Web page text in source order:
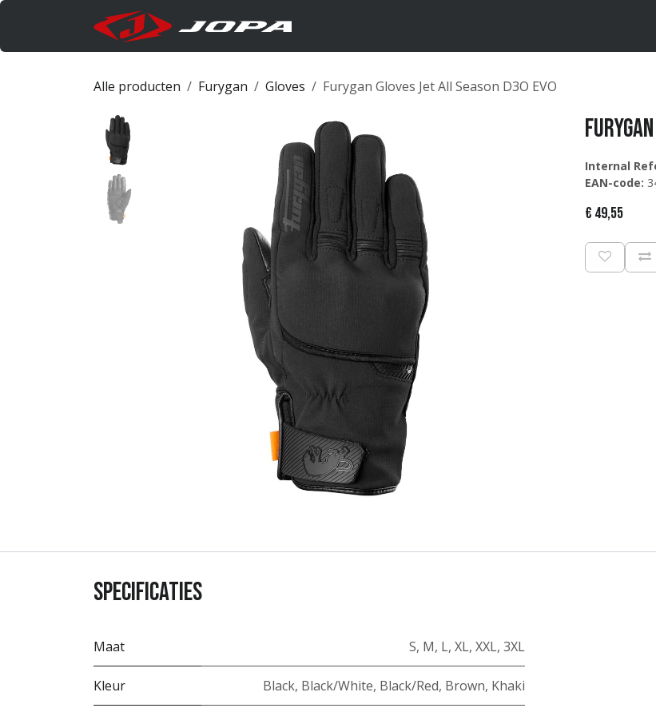
Overslaan naar inhoud
Alle producten Furygan Gloves Furygan Gloves Jet All Season D3O EVO
Internal
EAN-code:
€ 49,55
Specificaties
Maat S, M, L, XL, XXL, 3XL
Kleur Black, Black/White, Black/Red, Brown, Khaki